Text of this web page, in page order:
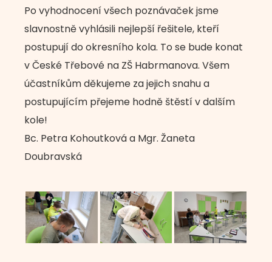
Po vyhodnocení všech poznávaček jsme
slavnostně vyhlásili nejlepší řešitele, kteří
postupují do okresního kola. To se bude konat
v České Třebové na ZŠ Habrmanova. Všem
účastníkům děkujeme za jejich snahu a
postupujícím přejeme hodně štěstí v dalším
kole!
Bc. Petra Kohoutková a Mgr. Žaneta
Doubravská